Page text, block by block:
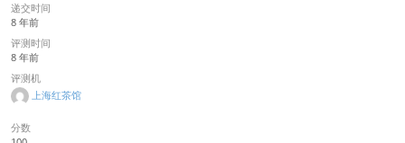
递交时间
8 年前
评测时间
8 年前
评测机
上海红茶馆
分数